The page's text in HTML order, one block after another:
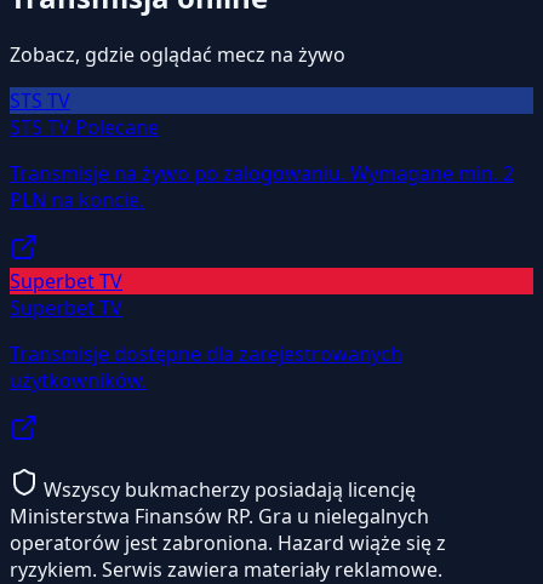
Zobacz, gdzie oglądać mecz na żywo
STS TV
STS TV Polecane
Transmisje na żywo po zalogowaniu. Wymagane min. 2
PLN na koncie.
Superbet TV
Superbet TV
Transmisje dostępne dla zarejestrowanych
użytkowników.
Wszyscy bukmacherzy posiadają licencję
Ministerstwa Finansów RP. Gra u nielegalnych
operatorów jest zabroniona. Hazard wiąże się z
ryzykiem. Serwis zawiera materiały reklamowe.